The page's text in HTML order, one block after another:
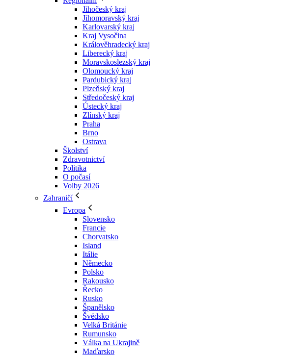
Jihočeský kraj
Jihomoravský kraj
Karlovarský kraj
Kraj Vysočina
Králověhradecký kraj
Liberecký kraj
Moravskoslezský kraj
Olomoucký kraj
Pardubický kraj
Plzeňský kraj
Středočeský kraj
Ústecký kraj
Zlínský kraj
Praha
Brno
Ostrava
Školství
Zdravotnictví
Politika
O počasí
Volby 2026
Zahraničí
Evropa
Slovensko
Francie
Chorvatsko
Island
Itálie
Německo
Polsko
Rakousko
Řecko
Rusko
Španělsko
Švédsko
Velká Británie
Rumunsko
Válka na Ukrajině
Maďarsko